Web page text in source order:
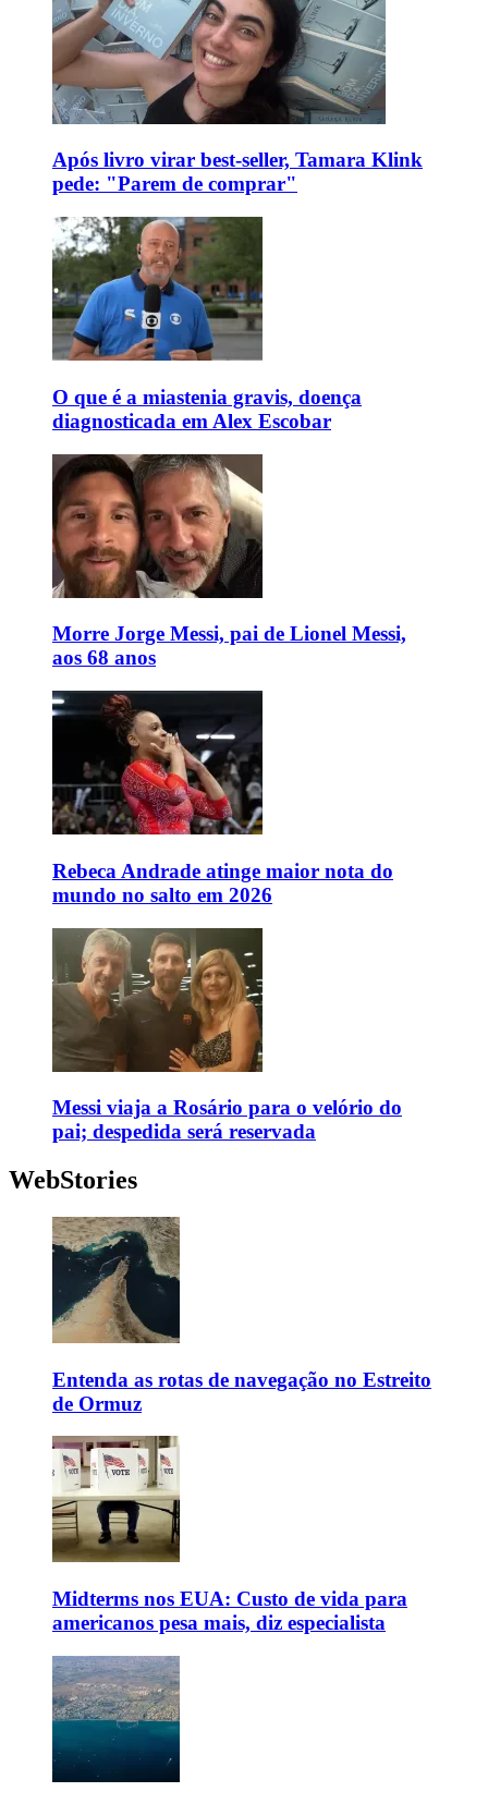
Após livro virar best-seller, Tamara Klink
pede: "Parem de comprar"
O que é a miastenia gravis, doença
diagnosticada em Alex Escobar
Morre Jorge Messi, pai de Lionel Messi,
aos 68 anos
Rebeca Andrade atinge maior nota do
mundo no salto em 2026
Messi viaja a Rosário para o velório do
pai; despedida será reservada
WebStories
Entenda as rotas de navegação no Estreito
de Ormuz
Midterms nos EUA: Custo de vida para
americanos pesa mais, diz especialista